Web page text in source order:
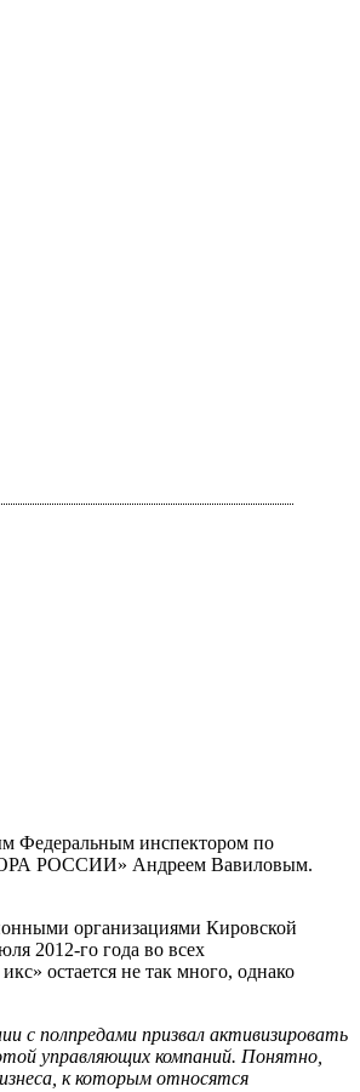
Федеральным инспектором по
РОССИИ» Андреем Вавиловым.
организациями Кировской
2012-го года во всех
остается не так много, однако
с полпредами призвал активизировать
управляющих компаний. Понятно,
к которым относятся